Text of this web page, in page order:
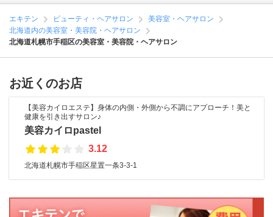
エキテン ビューティ・ヘアサロン
美容室・ヘアサロン
北海道内の美容室・美容院・ヘアサロン
北海道札幌市手稲区の美容室・美容院・ヘアサロン
お近くのお店
【美容カイロエステ】身体の内側・外側から不調にアプローチ！美と
健康を引き出すサロン♪
美容カイロpastel
3.12
北海道札幌市手稲区星置一条3-3-1